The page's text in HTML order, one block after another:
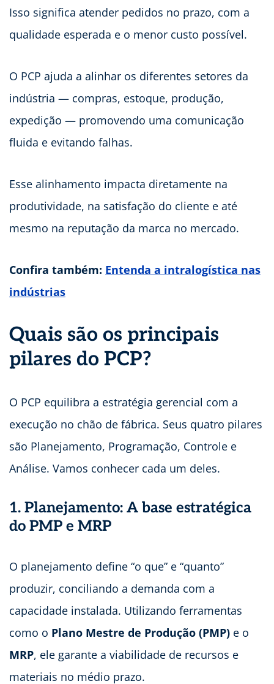
Isso significa atender pedidos no prazo, com a
qualidade esperada e o menor custo possível.
O PCP ajuda a alinhar os diferentes setores da
indústria — compras, estoque, produção,
expedição — promovendo uma comunicação
fluida e evitando falhas.
Esse alinhamento impacta diretamente na
produtividade, na satisfação do cliente e até
mesmo na reputação da marca no mercado.
Confira também: Entenda a intralogística nas
indústrias
Quais são os principais
pilares do PCP?
O PCP equilibra a estratégia gerencial com a
execução no chão de fábrica. Seus quatro pilares
são Planejamento, Programação, Controle e
Análise. Vamos conhecer cada um deles.
1. Planejamento: A base estratégica
do PMP e MRP
O planejamento define “o que” e “quanto”
produzir, conciliando a demanda com a
capacidade instalada. Utilizando ferramentas
como o Plano Mestre de Produção (PMP) e o
MRP, ele garante a viabilidade de recursos e
materiais no médio prazo.